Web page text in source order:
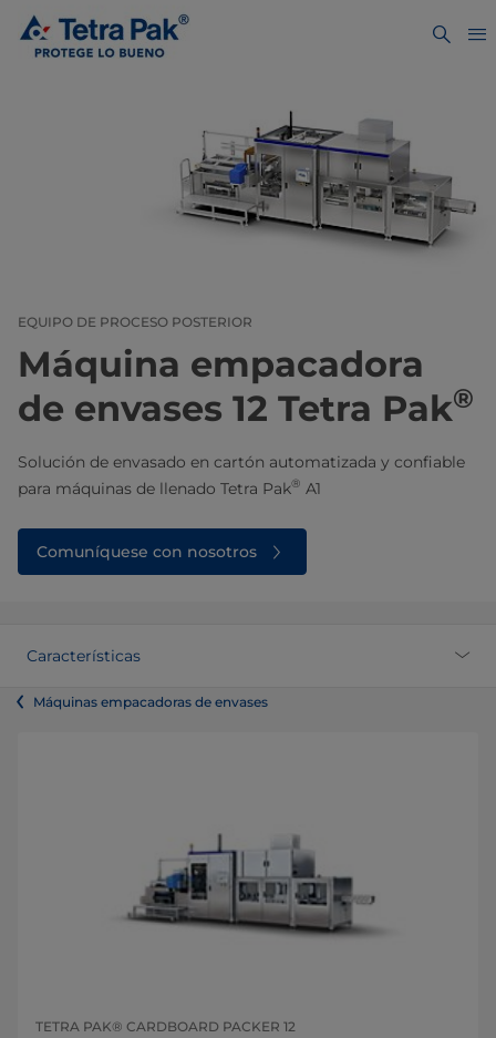
EQUIPO DE PROCESO POSTERIOR
Máquina empacadora
de envases 12 Tetra Pak®
Solución de envasado en cartón automatizada y confiable
para máquinas de llenado Tetra Pak® A1
Comuníquese con nosotros
Características
Máquinas empacadoras de envases
TETRA PAK® CARDBOARD PACKER 12